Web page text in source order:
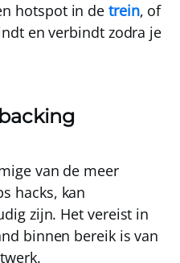
hotspot in detrein, of
en verbindt zodra je
van de meer
hacks, kan
zijn. Het vereist in
binnen bereik is van